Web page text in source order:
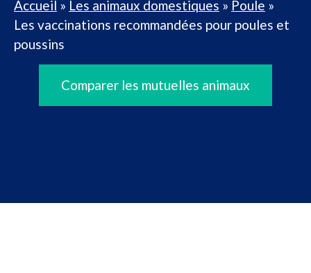
Accueil » Les animaux domestiques » Poule »
Les vaccinations recommandées pour poules et
poussins
Comparer les mutuelles animaux